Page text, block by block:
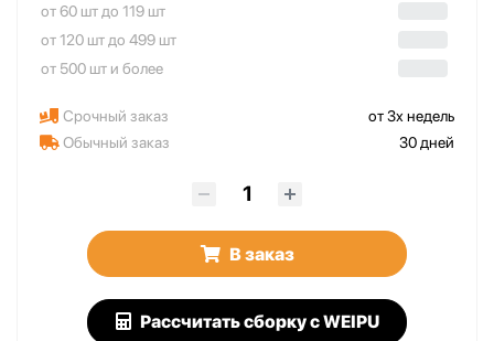
от 60 шт до 119 шт
от 120 шт до 499 шт
от 500 шт и более
Срочный заказ
от 3х недель
Обычный заказ
30 дней
В заказ
Рассчитать сборкус WEIPU